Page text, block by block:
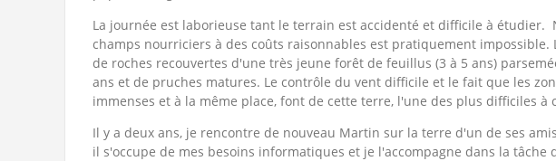
La journée est laborieuse tant le terrain est accidenté et difficile à étudier.
champs nourriciers à des coûts raisonnables est pratiquement impossible.
de roches recouvertes d'une très jeune forêt de feuillus (3 à 5 ans)
ans et de pruches matures. Le contrôle du vent difficile et le fait que les
immenses et à la même place, font de cette terre, l'une des plus difficiles à
Il y a deux ans, je rencontre de nouveau Martin sur la terre d'un de ses
il s'occupe de mes besoins informatiques et je l'accompagne dans la